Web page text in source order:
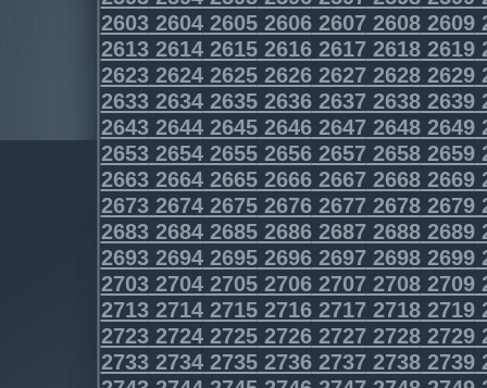
2603260426052606260726082609
2613261426152616261726182619
2623262426252626262726282629
2633263426352636263726382639
2643264426452646264726482649
2653265426552656265726582659
2663266426652666266726682669
2673267426752676267726782679
2683268426852686268726882689
2693269426952696269726982699
2703270427052706270727082709
2713271427152716271727182719
2723272427252726272727282729
2733273427352736273727382739